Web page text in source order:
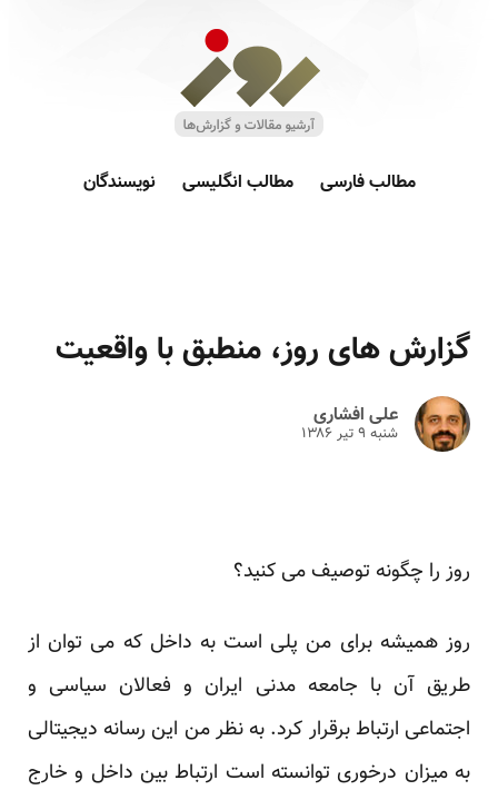
مطالب فارسی مطالب انگلیسی نویسندگان
گزارش های روز، منطبق با واقعیت
علی افشاری
شنبه ۹ تير ۱۳۸۶
روز را چگونه توصیف می کنید؟
روز همیشه برای من پلی است به داخل که می توان از
طریق آن با جامعه مدنی ایران و فعالان سیاسی و
اجتماعی ارتباط برقرار کرد. به نظر من این رسانه دیجیتالی
به میزان درخوری توانسته است ارتباط بین داخل و خارج